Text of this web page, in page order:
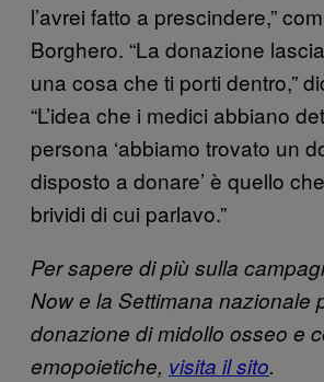
l’avrei fatto a prescindere,”
Borghero. “La donazione
una cosa che ti porti dentro,”
“L’idea che i medici abbiano
persona ‘abbiamo trovato un
disposto a donare’ è quello
brividi di cui parlavo.”
Per sapere di più sulla
Now e la Settimana nazionale
donazione di midollo osseo e
emopoietiche, visita il sito.